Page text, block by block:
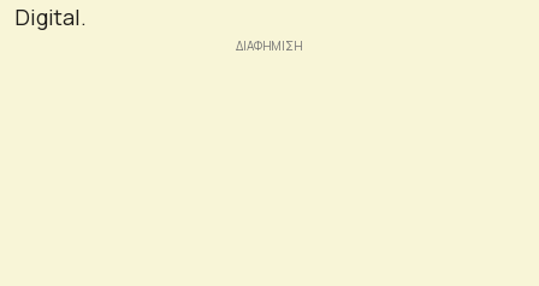
Digital.